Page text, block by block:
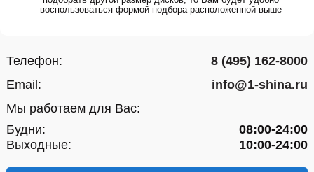
воспользоваться формой подбора расположенной выше
Телефон:
8 (495) 162-8000
Email:
info@1-shina.ru
Мы работаем для Вас:
Будни:
08:00-24:00
Выходные:
10:00-24:00